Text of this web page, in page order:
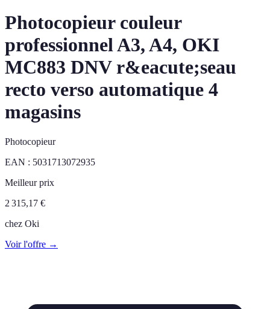
Photocopieur couleur
professionnel A3, A4, OKI
MC883 DNV r&eacute;seau
recto verso automatique 4
magasins
Photocopieur
EAN : 5031713072935
Meilleur prix
2 315,17 €
chez Oki
Voir l'offre →